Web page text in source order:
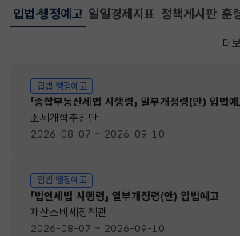
입법·행정예고
선택됨
입법·행정예고
입법·행정예고
「종합부동산세법 시행령」 일부개정령(안) 입법예
조세개혁추진단
2026-08-07 ~ 2026-09-10
입법·행정예고
「법인세법 시행령」 일부개정령(안) 입법예고
재산소비세정책관
2026-08-07 ~ 2026-09-10
입
더
일일경제지표 정책게시판 훈